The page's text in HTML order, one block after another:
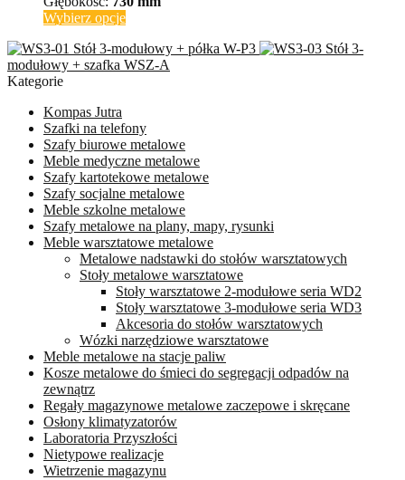
na
stronie
produktu
Wybierz opcjeTen
ma
wiele
wybrać
na
stronie
produktu
Stół 3-modułowy + półka W-P3
Stół 3-
modułowy + szafka WSZ-A
Kategorie
Kompas Jutra
Szafki na telefony
Szafy biurowe metalowe
Meble medyczne metalowe
Szafy kartotekowe metalowe
Szafy socjalne metalowe
Meble szkolne metalowe
Szafy metalowe na plany, mapy, rysunki
Meble warsztatowe metalowe
Metalowe nadstawki do stołów warsztatowych
Stoły metalowe warsztatowe
Stoły warsztatowe 2-modułowe seria WD2
Stoły warsztatowe 3-modułowe seria WD3
Akcesoria do stołów warsztatowych
Wózki narzędziowe warsztatowe
Meble metalowe na stacje paliw
Kosze metalowe do śmieci do segregacji odpadów na
zewnątrz
Regały magazynowe metalowe zaczepowe i skręcane
Osłony klimatyzatorów
Laboratoria Przyszłości
Nietypowe realizacje
Wietrzenie magazynu